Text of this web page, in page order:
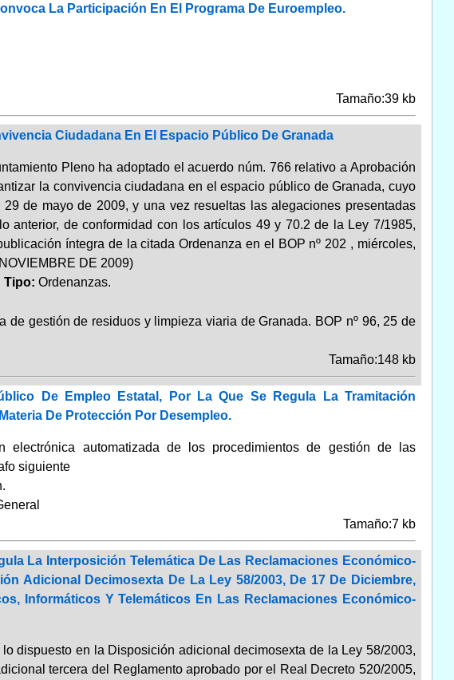
La Participación En El Programa De Euroempleo.
Tamaño:39 kb
Ciudadana En El Espacio Público De Granada
Pleno ha adoptado el acuerdo núm. 766 relativo a Aprobación
la convivencia ciudadana en el espacio público de Granada, cuyo
de mayo de 2009, y una vez resueltas las alegaciones presentadas
anterior, de conformidad con los artículos 49 y 70.2 de la Ley 7/1985,
íntegra de la citada Ordenanza en el BOP nº 202 , miércoles,
DE 2009)
Tipo: Ordenanzas.
de gestión de residuos y limpieza viaria de Granada. BOP nº 96, 25 de
Tamaño:148 kb
De Empleo Estatal, Por La Que Se Regula La Tramitación
De Protección Por Desempleo.
electrónica automatizada de los procedimientos de gestión de las
siguiente
Tamaño:7 kb
La Interposición Telemática De Las Reclamaciones Económico-
Adicional Decimosexta De La Ley 58/2003, De 17 De Diciembre,
Informáticos Y Telemáticos En Las Reclamaciones Económico-
dispuesto en la Disposición adicional decimosexta de la Ley 58/2003,
tercera del Reglamento aprobado por el Real Decreto 520/2005,